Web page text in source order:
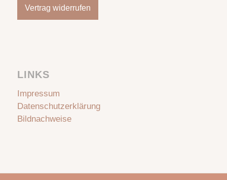
Vertrag widerrufen
LINKS
Impressum
Datenschutzerklärung
Bildnachweise